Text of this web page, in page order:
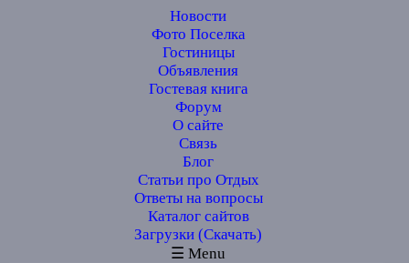
Новости
Фото Поселка
Гостиницы
Объявления
Гостевая книга
Форум
О сайте
Связь
Блог
Статьи про Отдых
Ответы на вопросы
Каталог сайтов
Загрузки (Скачать)
☰ Menu